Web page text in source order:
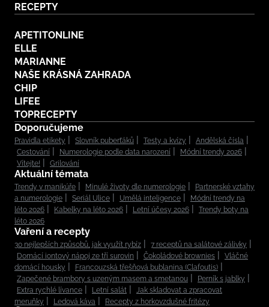
RECEPTY
APETITONLINE
ELLE
MARIANNE
NAŠE KRÁSNÁ ZAHRADA
CHIP
LIFEE
TOPRECEPTY
Doporučujeme
Pravidla etikety Slovník puberťáků Testy a kvízy
Andělská čísla
Cestování
Numerologie podle data narození
Módní trendy 2026
Vítejte!
Grilování
Aktuální témata
Trendy v manikúře Minulé životy dle numerologie
Partnerské vztahy
a numerologie
Seriál Ulice Umělá inteligence
Módní trendy na
léto 2026
Kabelky na léto 2026 Letní účesy 2026
Trendy boty na
léto 2026
Vaření a recepty
30 nejlepších způsobů, jak využít rybíz
7 receptů na salátové zálivky
Domácí iontový nápoj ze tří surovin
Čokoládové brownies
Vláčné
domácí housky
Francouzská třešňová bublanina (Clafoutis)
Zapečené brambory s uzeným masem a smetanou
Perník s jablky
Extra rychlé lívance
Letní salát
Jak skladovat a zpracovat
meruňky
Ledová káva Recepty z horkovzdušné fritézy